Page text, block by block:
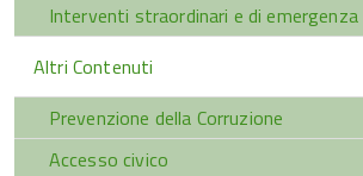
Interventi straordinari e di emergenza
Altri Contenuti
Prevenzione della Corruzione
Accesso civico